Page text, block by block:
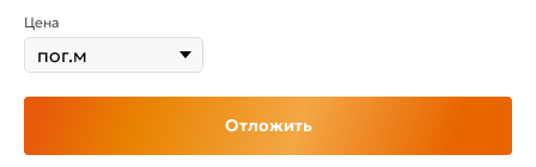
Цена
Отложить